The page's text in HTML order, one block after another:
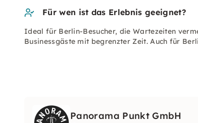
Für wen ist das Erlebnis geeignet?
Ideal für Berlin-Besucher, die Wartezeiten
Businessgäste mit begrenzter Zeit. Auch für
Panorama Punkt GmbH